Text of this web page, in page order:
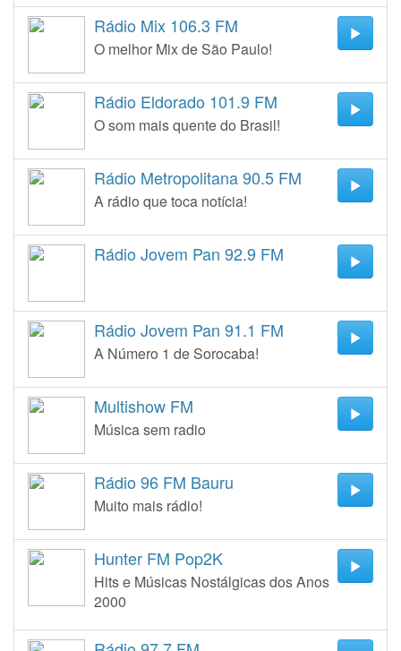
Rádio Mix 106.3 FM
O melhor Mix de São Paulo!
Rádio Eldorado 101.9 FM
O som mais quente do Brasil!
Rádio Metropolitana 90.5 FM
A rádio que toca notícia!
Rádio Jovem Pan 92.9 FM
Rádio Jovem Pan 91.1 FM
A Número 1 de Sorocaba!
Multishow FM
Música sem radio
Rádio 96 FM Bauru
Muito mais rádio!
Hunter FM Pop2K
Hits e Músicas Nostálgicas dos Anos
2000